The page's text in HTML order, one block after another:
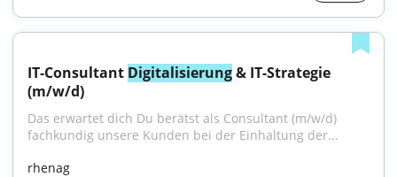
IT-Consultant Digitalisierung & IT-Strategie
(m/w/d)
Das erwartet dich Du berätst als Consultant (m/w/d)
fachkundig unsere Kunden bei der Einhaltung der...
rhenag